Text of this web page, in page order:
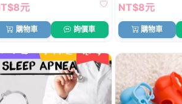
元
購物車 詢價車
NT$8元
購物車